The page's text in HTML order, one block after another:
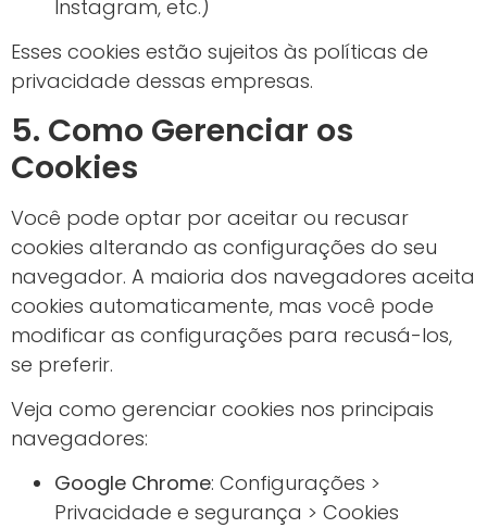
Instagram, etc.)
Esses cookies estão sujeitos às políticas de
privacidade dessas empresas.
5. Como Gerenciar os
Cookies
Você pode optar por aceitar ou recusar
cookies alterando as configurações do seu
navegador. A maioria dos navegadores aceita
cookies automaticamente, mas você pode
modificar as configurações para recusá-los,
se preferir.
Veja como gerenciar cookies nos principais
navegadores:
Google Chrome: Configurações >
Privacidade e segurança > Cookies